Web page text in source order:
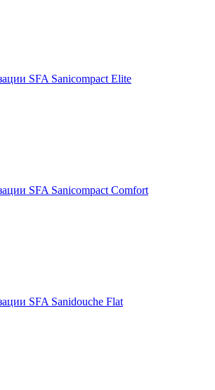
SFA Sanicompact Elite
SFA Sanicompact Comfort
SFA Sanidouche Flat